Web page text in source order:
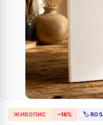
ЖИВОПИС −16% 🏷